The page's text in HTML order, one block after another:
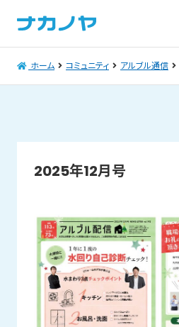
ホーム コミュニティ アルブル通信
2025年12月号